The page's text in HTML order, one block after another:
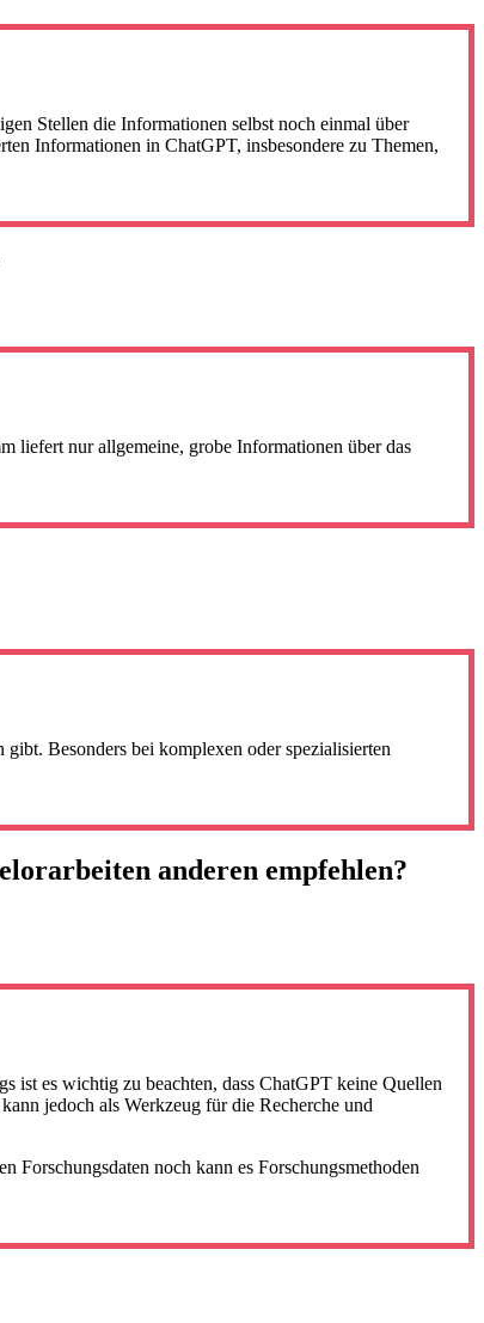
Stellen die Informationen selbst noch einmal über
Informationen in ChatGPT, insbesondere zu Themen,
liefert nur allgemeine, grobe Informationen über das
Besonders bei komplexen oder spezialisierten
anderen empfehlen?
ist es wichtig zu beachten, dass ChatGPT keine Quellen
jedoch als Werkzeug für die Recherche und
Forschungsdaten noch kann es Forschungsmethoden